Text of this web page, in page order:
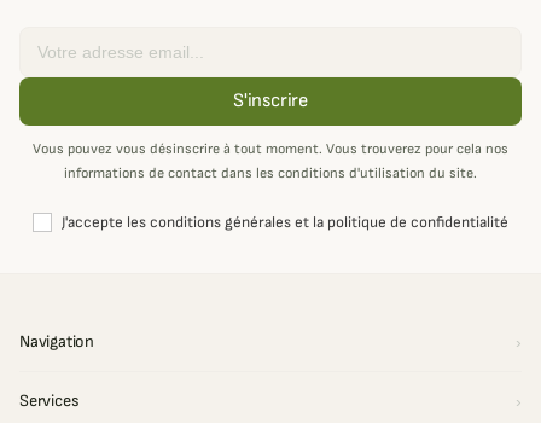
S'inscrire
Vous pouvez vous désinscrire à tout moment. Vous trouverez pour cela nos
informations de contact dans les conditions d'utilisation du site.
J'accepte les conditions générales et la politique de confidentialité
Navigation
Services